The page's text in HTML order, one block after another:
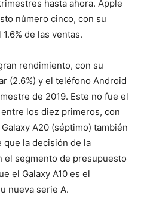
hasta ahora. Apple
número cinco, con su
de las ventas.
rendimiento, con su
(2.6%) y el teléfono Android
de 2019. Este no fue el
los diez primeros, con
A20 (séptimo) también
que la decisión de la
el segmento de presupuesto
el Galaxy A10 es el
nueva serie A.